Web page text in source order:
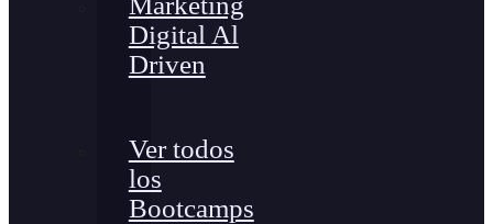
Digital Al
Driven
Ver todos
los
Bootcamps